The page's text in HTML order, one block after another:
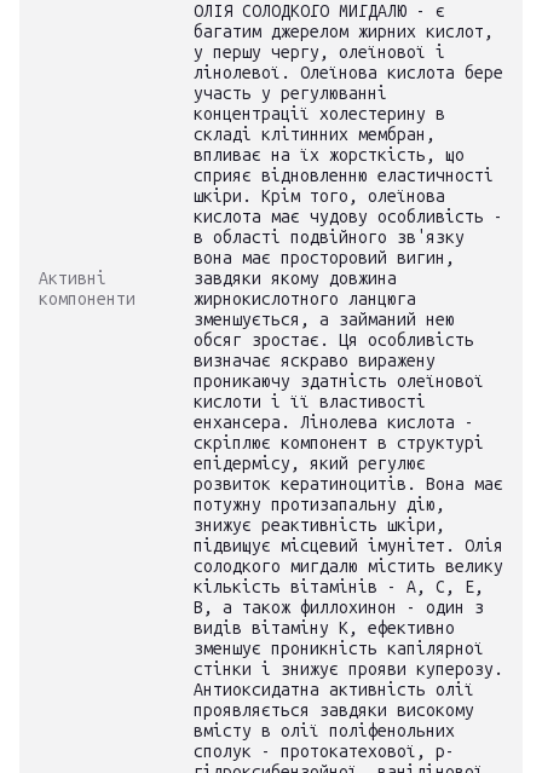
Активні
компоненти
ОЛІЯ СОЛОДКОГО МИГДАЛЮ - є
багатим джерелом жирних кислот,
у першу чергу, олеїнової і
лінолевої. Олеїнова кислота бере
участь у регулюванні
концентрації холестерину в
складі клітинних мембран,
впливає на їх жорсткість, що
сприяє відновленню еластичності
шкіри. Крім того, олеїнова
кислота має чудову особливість -
в області подвійного зв'язку
вона має просторовий вигин,
завдяки якому довжина
жирнокислотного ланцюга
зменшується, а займаний нею
обсяг зростає. Ця особливість
визначає яскраво виражену
проникаючу здатність олеїнової
кислоти і її властивості
енхансера. Лінолева кислота -
скріплює компонент в структурі
епідермісу, який регулює
розвиток кератиноцитів. Вона має
потужну протизапальну дію,
знижує реактивність шкіри,
підвищує місцевий імунітет. Олія
солодкого мигдалю містить велику
кількість вітамінів - А, С, Е,
В, а також филлохинон - один з
видів вітаміну К, ефективно
зменшує проникність капілярної
стінки і знижує прояви куперозу.
Антиоксидатна активність олії
проявляється завдяки високому
вмісту в олії поліфенольних
сполук - протокатехової, р-